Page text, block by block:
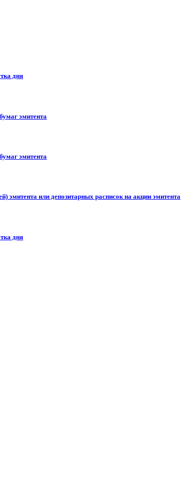
дня
эмитента
эмитента
эмитента или депозитарных расписок на акции эмитента
дня